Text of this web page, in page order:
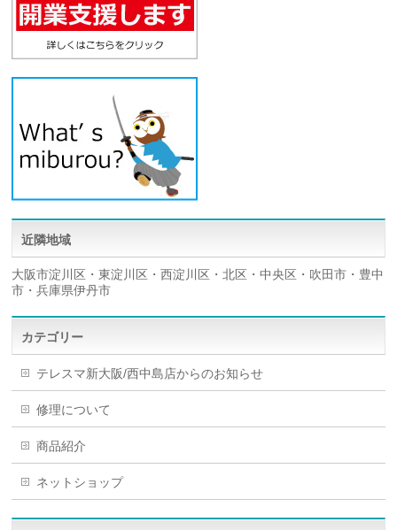
近隣地域
大阪市淀川区・東淀川区・西淀川区・北区・中央区・吹田市・豊中
市・兵庫県伊丹市
カテゴリー
テレスマ新大阪/西中島店からのお知らせ
修理について
商品紹介
ネットショップ